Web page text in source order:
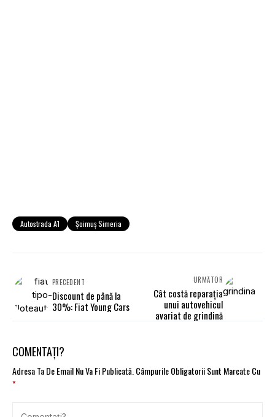
Autostrada A1 Şoimuş Simeria
PRECEDENT
Discount de până la
30%: Fiat Young Cars
URMĂTOR
Cât costă reparaţia
unui autovehicul
avariat de grindină
COMENTAȚI?
Adresa Ta De Email Nu Va Fi Publicată.Câmpurile Obligatorii Sunt Marcate Cu
*